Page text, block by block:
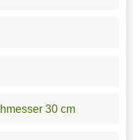
30 cm